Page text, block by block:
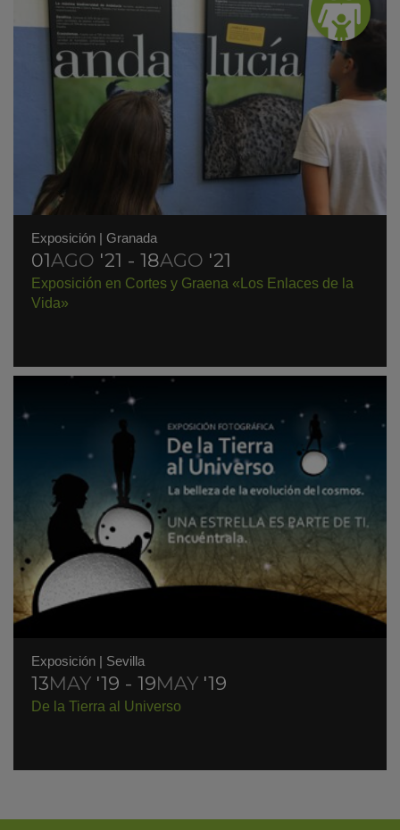
Exposición | Granada
01AGO '21 - 18AGO '21
Exposición en Cortes y Graena «Los Enlaces de la
Vida»
Exposición | Sevilla
13MAY '19 - 19MAY '19
De la Tierra al Universo